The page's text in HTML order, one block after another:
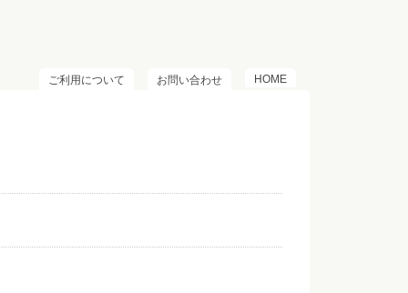
HOME
お問い合わせ
ご利用について